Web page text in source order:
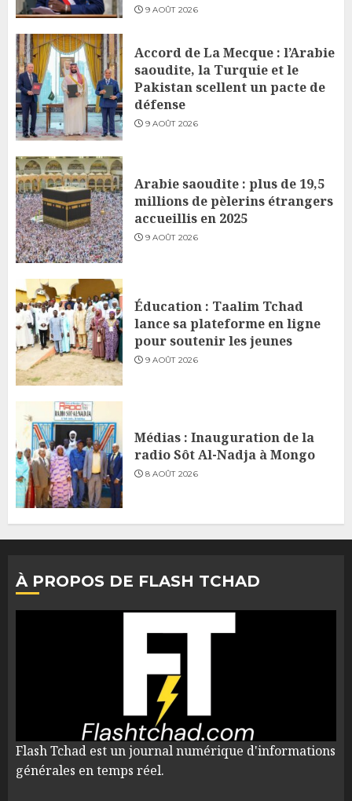
9 AOÛT 2026
Accord de La Mecque : l’Arabie
saoudite, la Turquie et le
Pakistan scellent un pacte de
défense
9 AOÛT 2026
Arabie saoudite : plus de 19,5
millions de pèlerins étrangers
accueillis en 2025
9 AOÛT 2026
Éducation : Taalim Tchad
lance sa plateforme en ligne
pour soutenir les jeunes
9 AOÛT 2026
Médias : Inauguration de la
radio Sôt Al-Nadja à Mongo
8 AOÛT 2026
À PROPOS DE FLASH TCHAD
Flash Tchad est un journal numérique d'informations
générales en temps réel.